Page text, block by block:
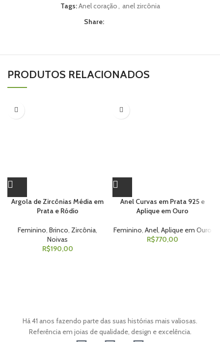
Tags:Anel coração, anel zircônia
Share:
PRODUTOS RELACIONADOS
Argola de Zircônias Média em
Prata e Ródio
Feminino, Brinco, Zircônia,
Noivas
R$190,00
Anel Curvas em Prata 925 e
Aplique em Ouro
Feminino, Anel, Aplique em Ouro
R$770,00
Há 41 anos fazendo parte das suas histórias mais valiosas.
Referência em joias de qualidade, design e excelência.